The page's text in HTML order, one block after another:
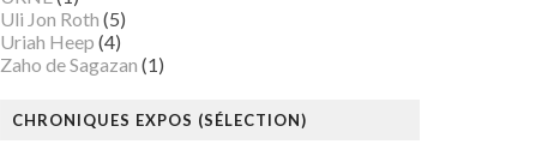
Uli Jon Roth (5)
Uriah Heep (4)
Zaho de Sagazan (1)
CHRONIQUES EXPOS (SÉLECTION)